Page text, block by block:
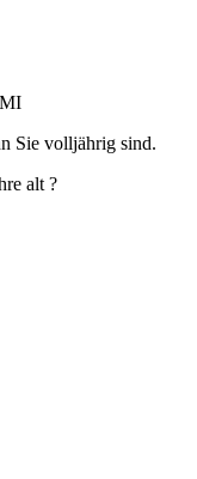
Sie volljährig sind.
alt ?